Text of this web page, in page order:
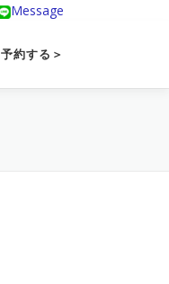
Message
予約する＞